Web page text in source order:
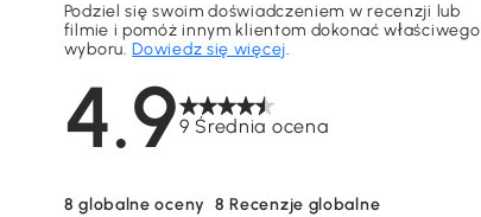
4.99 Średnia ocena
Podziel się swoim doświadczeniem w recenzji lub
filmie i pomóż innym klientom dokonać właściwego
wyboru.Dowiedz się więcej.
8 globalne oceny 8 Recenzje globalne